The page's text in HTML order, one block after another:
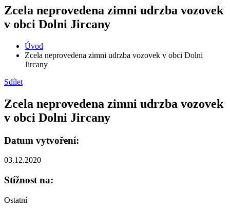
Zcela neprovedena zimni udrzba vozovek
v obci Dolni Jircany
Úvod
Zcela neprovedena zimni udrzba vozovek v obci Dolni
Jircany
Sdílet
Zcela neprovedena zimni udrzba vozovek
v obci Dolni Jircany
Datum vytvoření:
03.12.2020
Stížnost na:
Ostatní